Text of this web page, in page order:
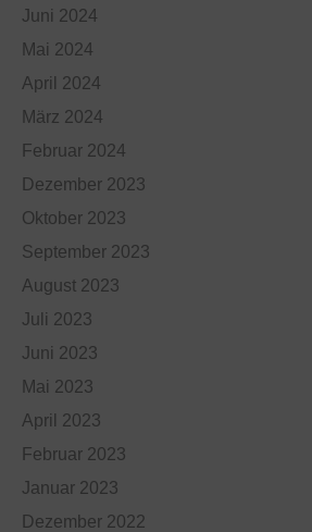
Juni 2024
Mai 2024
April 2024
März 2024
Februar 2024
Dezember 2023
Oktober 2023
September 2023
August 2023
Juli 2023
Juni 2023
Mai 2023
April 2023
Februar 2023
Januar 2023
Dezember 2022